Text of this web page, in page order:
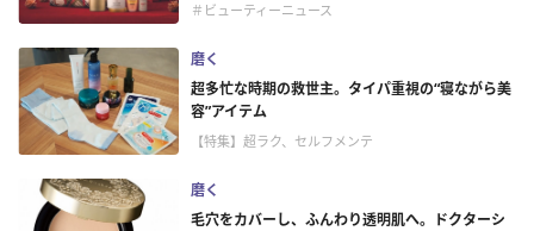
＃ビューティーニュース
磨く
超多忙な時期の救世主。タイパ重視の“寝ながら美
容”アイテム
【特集】超ラク、セルフメンテ
磨く
毛穴をカバーし、ふんわり透明肌へ。ドクターシ